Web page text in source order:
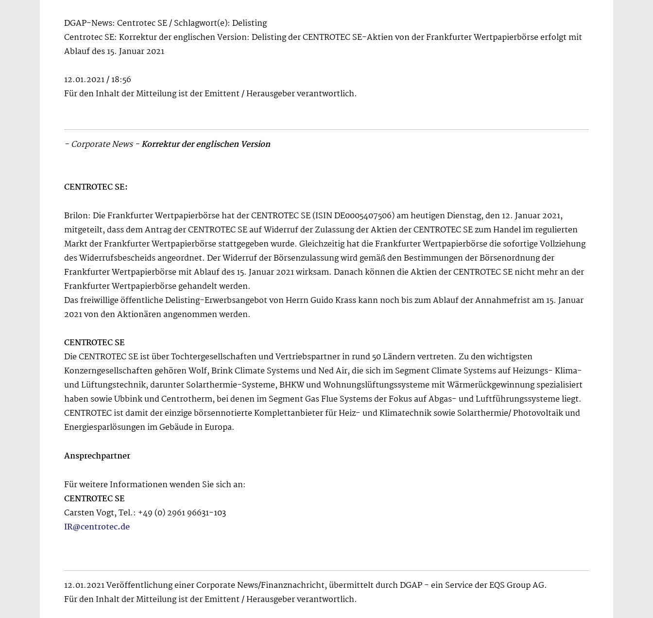
DGAP-News: Centrotec SE / Schlagwort(e): Delisting
Centrotec SE: Korrektur der englischen Version: Delisting der CENTROTEC SE-Aktien von der Frankfurter Wertpapierbörse erfolgt mit
Ablauf des 15. Januar 2021
12.01.2021 / 18:56
Für den Inhalt der Mitteilung ist der Emittent / Herausgeber verantwortlich.
- Corporate News -Korrektur der englischen Version
CENTROTEC SE:
Brilon: Die Frankfurter Wertpapierbörse hat der CENTROTEC SE (ISIN DE0005407506) am heutigen Dienstag, den 12. Januar 2021,
mitgeteilt, dass dem Antrag der CENTROTEC SE auf Widerruf der Zulassung der Aktien der CENTROTEC SE zum Handel im regulierten
Markt der Frankfurter Wertpapierbörse stattgegeben wurde. Gleichzeitig hat die Frankfurter Wertpapierbörse die sofortige Vollziehung
des Widerrufsbescheids angeordnet. Der Widerruf der Börsenzulassung wird gemäß den Bestimmungen der Börsenordnung der
Frankfurter Wertpapierbörse mit Ablauf des 15. Januar 2021 wirksam. Danach können die Aktien der CENTROTEC SE nicht mehr an der
Frankfurter Wertpapierbörse gehandelt werden.
Das freiwillige öffentliche Delisting-Erwerbsangebot von Herrn Guido Krass kann noch bis zum Ablauf der Annahmefrist am 15. Januar
2021 von den Aktionären angenommen werden.
CENTROTEC SE
Die CENTROTEC SE ist über Tochtergesellschaften und Vertriebspartner in rund 50 Ländern vertreten. Zu den wichtigsten
Konzerngesellschaften gehören Wolf, Brink Climate Systems und Ned Air, die sich im Segment Climate Systems auf Heizungs- Klima-
und Lüftungstechnik, darunter Solarthermie-Systeme, BHKW und Wohnungslüftungssysteme mit Wärmerückgewinnung spezialisiert
haben sowie Ubbink und Centrotherm, bei denen im Segment Gas Flue Systems der Fokus auf Abgas- und Luftführungssysteme liegt.
CENTROTEC ist damit der einzige börsennotierte Komplettanbieter für Heiz- und Klimatechnik sowie Solarthermie/ Photovoltaik und
Energiesparlösungen im Gebäude in Europa.
Ansprechpartner
Für weitere Informationen wenden Sie sich an:
CENTROTEC SE
Carsten Vogt, Tel.: +49 (0) 2961 96631-103
IR@centrotec.de
12.01.2021 Veröffentlichung einer Corporate News/Finanznachricht, übermittelt durch DGAP - ein Service der EQS Group AG.
Für den Inhalt der Mitteilung ist der Emittent / Herausgeber verantwortlich.